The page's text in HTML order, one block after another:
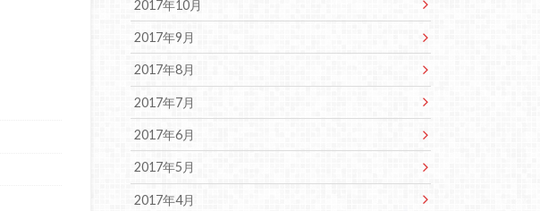
2017年10月
2017年9月
2017年8月
2017年7月
2017年6月
2017年5月
2017年4月